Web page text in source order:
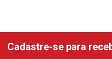
Cadastre-se para